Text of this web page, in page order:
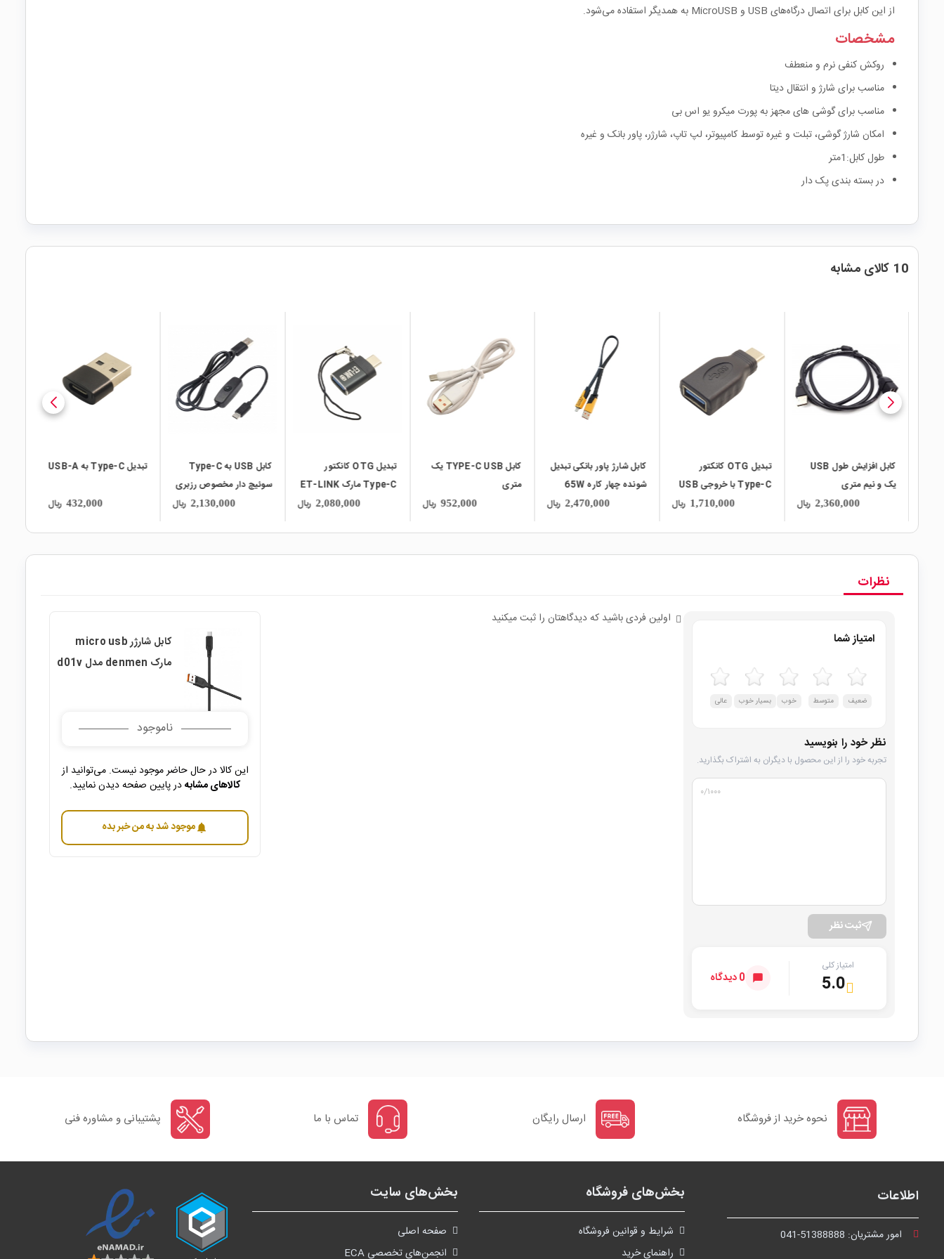
از این کابل برای اتصال درگاه‌های USB و MicroUSB به همدیگر استفاده می‌شود.
مشخصات
روکش کنفی نرم و منعطف
مناسب برای شارژ و انتقال دیتا
مناسب برای گوشی های مجهز به پورت میکرو یو اس بی
امکان شارژ گوشی، تبلت و غیره توسط کامپیوتر، لپ تاپ، شارژر، پاور بانک و غیره
طول کابل:1متر
در بسته بندی پک دار
10 کالای مشابه
تبدیل OTG کانکتور
1,710,000 ریال
کابل شارژ پاور بانکی تبدیل
شونده چهار کاره 65W
2,470,000 ریال
کابل TYPE-C USB یک
متری
952,000 ریال
تبدیل OTG کانکتور
Type-C مارک ET-LINK
2,080,000 ریال
کابل USB به Type-C
سوئیچ دار مخصوص رزبری
2,130,000 ریال
تبدیل Type-C به USB-A
432,000 ریال
کابل شارژر پاور بانک
1,240,000 ریال
نظرات
امتیاز شما
ضعیف متوسط خوب بسیار خوب عالی
نظر خود را بنویسید
تجربه خود را از این محصول با دیگران به اشتراک بگذارید.
۰/۱۰۰۰
ثبت نظر
امتیاز کلی
5.0 0 دیدگاه
اولین فردی باشید که دیدگاهتان را ثبت میکنید
کابل شارژر micro usb
مارک denmen مدل d01v
ناموجود
این کالا در حال حاضر موجود نیست. می‌توانید از
کالاهای مشابهدر پایین صفحه دیدن نمایید.
notificationsموجود شد به من خبر بده
نحوه خرید از فروشگاه ارسال رایگان تماس با ما پشتیبانی و مشاوره فنی
اطلاعات
امور مشتریان: 041-51388888
بخش‌های فروشگاه
شرايط و قوانین فروشگاه
راهنمای خرید
بخش‌های سایت
صفحه اصلی
انجمن‌های تخصصی ECA